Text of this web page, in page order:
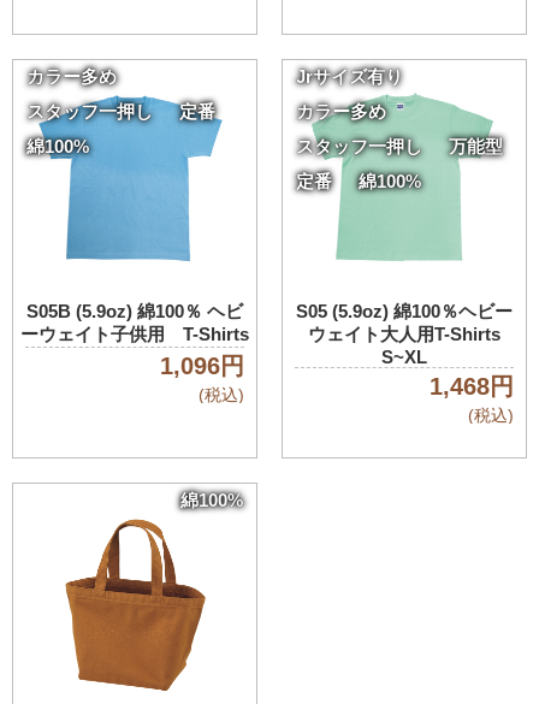
カラー多め
スタッフ一押し
定番
綿100%
S05B (5.9oz) 綿100％ ヘビ
ーウェイト子供用 T-Shirts
1,096円
(税込)
Jrサイズ有り
カラー多め
スタッフ一押し
万能型
定番
綿100%
S05 (5.9oz) 綿100％ヘビー
ウェイト大人用T-Shirts
S~XL
1,468円
(税込)
綿100%